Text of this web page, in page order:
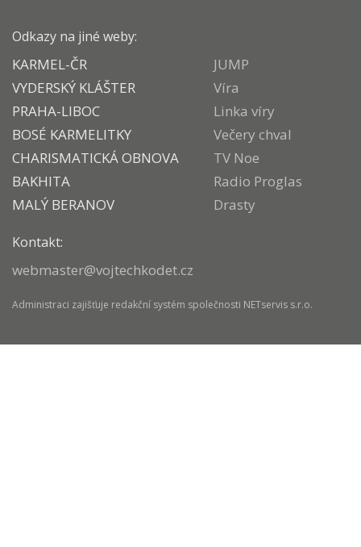
Odkazy na jiné weby:
KARMEL-ČR
VYDERSKÝ KLÁŠTER
PRAHA-LIBOC
BOSÉ KARMELITKY
CHARISMATICKÁ OBNOVA
BAKHITA
MALÝ BERANOV
JUMP
Víra
Linka víry
Večery chval
TV Noe
Radio Proglas
Drasty
Kontakt:
webmaster@vojtechkodet.cz
Administraci zajišťuje redakční systém společnosti NETservis s.r.o.